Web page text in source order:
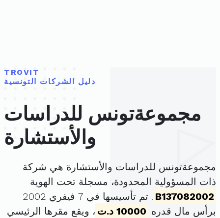
TROVIT
دليل الشركات التونسية
مجموعةتونس للدراسات
والأستشارة
مجموعةتونس للدراسات والأستشارة هي شركة
ذات المسؤولية المحدودة، مسجلة تحت الهوية
B137082002
. تم تأسيسها في 7 فيفري 2002
برأس مال قدره 10000 د.ت
، ويقع مقرها الرئيسي